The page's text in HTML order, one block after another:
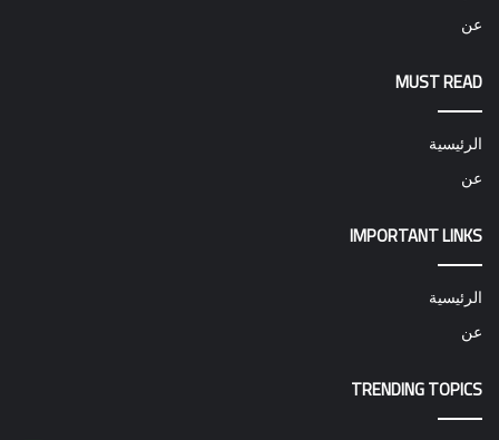
عن
MUST READ
الرئيسية
عن
IMPORTANT LINKS
الرئيسية
عن
TRENDING TOPICS